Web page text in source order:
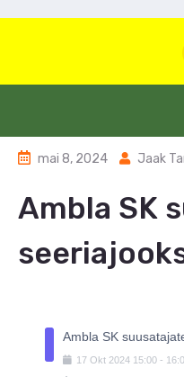
mai 8, 2024 Jaak
Ambla SK
Ambla SK
17 Okt 2024 15:00 -